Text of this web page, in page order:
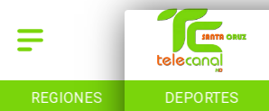
REGIONES DEPORTES